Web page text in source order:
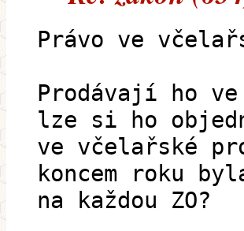
Právo ve
Prodávají ho
lze si ho
ve včelařské
koncem roku
na každou ZO?